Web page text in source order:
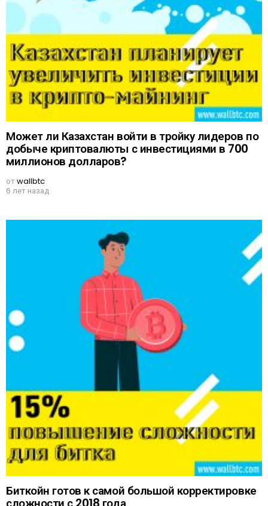
Может ли Казахстан войти в тройку лидеров по
добыче криптовалюты с инвестициями в 700
миллионов долларов?
отwallbtc
6 лет назад
Биткойн готов к самой большой корректировке